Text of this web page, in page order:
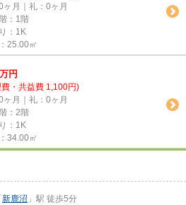
ヶ月｜礼：0ヶ月
：1階
：1K
25.00㎡
万円
・共益費 1,100円)
ヶ月｜礼：0ヶ月
：2階
：1K
34.00㎡
新鹿沼 」駅 徒歩5分